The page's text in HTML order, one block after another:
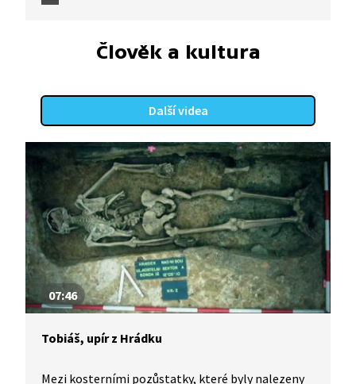
duchovní vůdce, aby mu ujasnili jeho pochybnosti.
a dosáhl stavu procitnutí. Po návratu do Japonska
zavádí praxi čínské školy Sótó. Propaguje tichou
buddhismu. Tím se dostává do rozporu s dalšími
buddhistickými školami.
Člověk a kultura
Další videa
07:46
Tobiáš, upír z Hrádku
Mezi kosterními pozůstatky, které byly nalezeny